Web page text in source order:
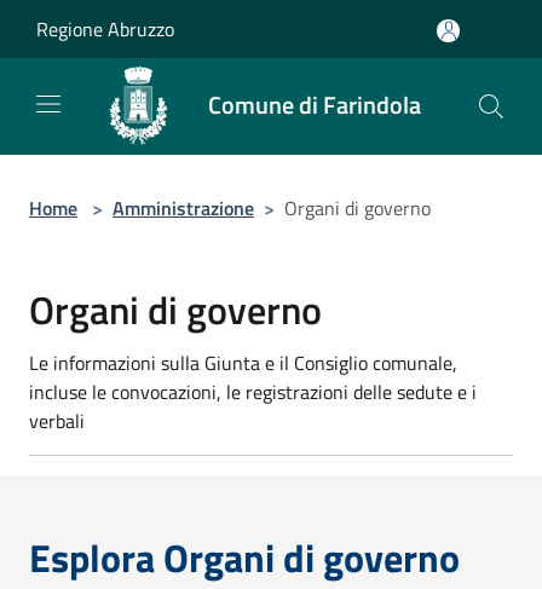
Regione Abruzzo
Comune di Farindola
Home > Amministrazione > Organi di governo
Organi di governo
Le informazioni sulla Giunta e il Consiglio comunale,
incluse le convocazioni, le registrazioni delle sedute e i
verbali
Esplora Organi di governo